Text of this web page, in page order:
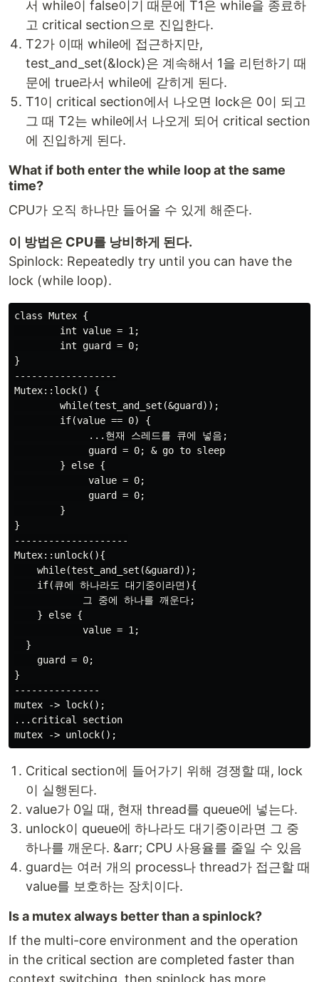
서 while이 false이기 때문에 T1은 while을 종료하
고 critical section으로 진입한다.
T2가 이때 while에 접근하지만,
test_and_set(&lock)은 계속해서 1을 리턴하기 때
문에 true라서 while에 갇히게 된다.
T1이 critical section에서 나오면 lock은 0이 되고
그 때 T2는 while에서 나오게 되어 critical section
에 진입하게 된다.
What if both enter the while loop at the same
time?
CPU가 오직 하나만 들어올 수 있게 해준다.
이 방법은 CPU를 낭비하게 된다.
Spinlock: Repeatedly try until you can have the
lock (while loop).
class Mutex {
        int value = 1;
        int guard = 0;
}
------------------
Mutex::lock() {
        while(test_and_set(&guard));
        if(value == 0) {
             ...현재 스레드를 큐에 넣음;
             guard = 0; & go to sleep
        } else {
             value = 0;
             guard = 0;
        }
}
--------------------
Mutex::unlock(){
    while(test_and_set(&guard));
    if(큐에 하나라도 대기중이라면){
            그 중에 하나를 깨운다;
    } else {
            value = 1;
  }
    guard = 0;
}
---------------
mutex -> lock();
...critical section
Critical section에 들어가기 위해 경쟁할 때, lock
이 실행된다.
value가 0일 때, 현재 thread를 queue에 넣는다.
unlock이 queue에 하나라도 대기중이라면 그 중
하나를 깨운다. &arr; CPU 사용율를 줄일 수 있음
guard는 여러 개의 process나 thread가 접근할 때
value를 보호하는 장치이다.
Is a mutex always better than a spinlock?
If the multi-core environment and the operation
in the critical section are completed faster than
context switching, then spinlock has more